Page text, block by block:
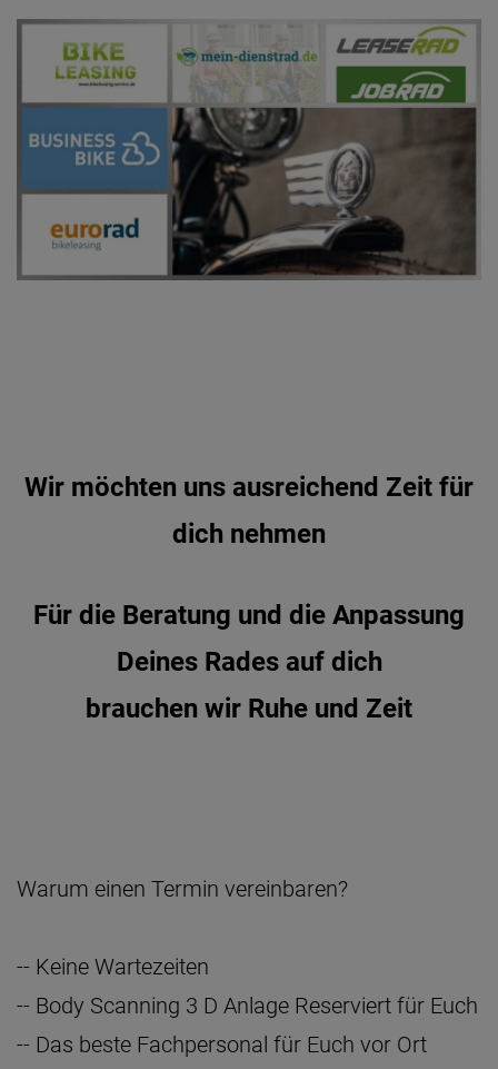
Wir möchten uns ausreichend Zeit für
dich nehmen
Für die Beratung und die Anpassung
Deines Rades auf dich
brauchen wir Ruhe und Zeit
Warum einen Termin vereinbaren?
-- Keine Wartezeiten
-- Body Scanning 3 D Anlage Reserviert für Euch
-- Das beste Fachpersonal für Euch vor Ort